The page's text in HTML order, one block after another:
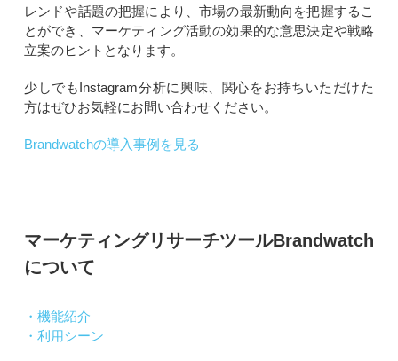
レンドや話題の把握により、市場の最新動向を把握するこ
とができ、マーケティング活動の効果的な意思決定や戦略
立案のヒントとなります。
少しでもInstagram分析に興味、関心をお持ちいただけた
方はぜひお気軽にお問い合わせください。
Brandwatchの導入事例を見る
マーケティングリサーチツールBrandwatch
について
・機能紹介
・利用シーン